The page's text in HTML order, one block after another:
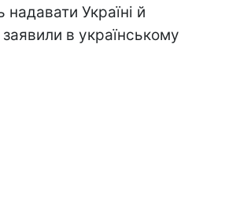
Україні й
в українському